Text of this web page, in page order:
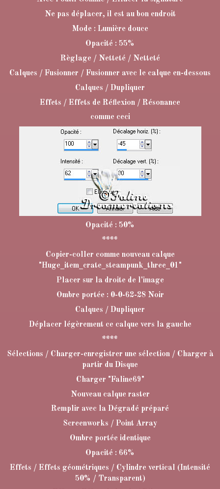
Ne pas déplacer, il est au bon endroit
Mode : Lumière douce
Opacité : 55%
Règlage / Netteté / Netteté
Calques / Fusionner / Fusionner avec le calque en-dessous
Calques / Dupliquer
Effets / Effets de Réflexion / Résonance
comme ceci
Opacité : 50%
****
Copier-coller comme nouveau calque
"Huge_item_crate_steampunk_three_01"
Placer sur la droite de l'image
Ombre portée : 0-0-62-28 Noir
Calques / Dupliquer
Déplacer légèrement ce calque vers la gauche
****
Sélections / Charger-enregistrer une sélection / Charger à
partir du Disque
Charger "Faline69"
Nouveau calque raster
Remplir avec la Dégradé préparé
Screenworks / Point Array
Ombre portée identique
Opacité : 66%
Effets / Effets géométriques / Cylindre vertical (Intensité
50% / Transparent)